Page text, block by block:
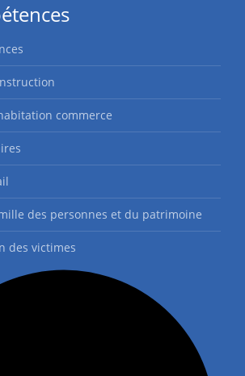
commerce
des personnes et du patrimoine
des victimes